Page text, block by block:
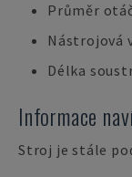
Průměr
Nástrojová
Délka
Informace
Stroj je stále